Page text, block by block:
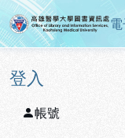
跳到主要內容
:::
高雄醫學
:::
登入
帳號